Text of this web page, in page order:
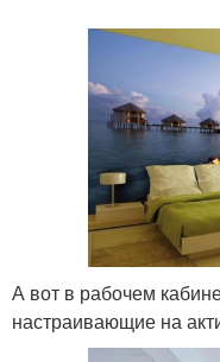
А вот в рабочем
настраивающие на